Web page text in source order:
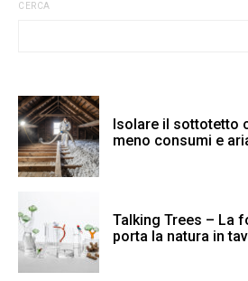
CERCA
Isolare il sottotetto
meno consumi e
Talking Trees – La
porta la natura in